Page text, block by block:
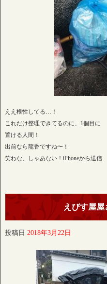
ええ根性してる…！
これだけ整理できてるのに、1個目に
置ける人間！
出前なら龍香ですね〜！
笑わな、しゃあない！iPhoneから送信
えびす屋屋
投稿日 2018年3月22日